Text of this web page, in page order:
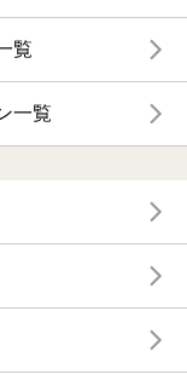
覧
一覧